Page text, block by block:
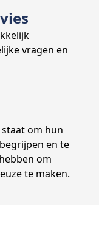
vragen en
om hun
en te
om
te maken.